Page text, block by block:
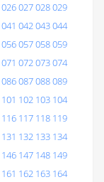
026027028029
041 042043044
056057058059
071 072073074
086087088089
101 102 103 104
116 117 118 119
131 132 133 134
146 147 148 149
161 162 163 164